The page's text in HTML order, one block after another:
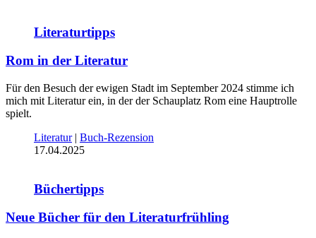
Literaturtipps
Rom in der Literatur
Für den Besuch der ewigen Stadt im September 2024 stimme ich
mich mit Literatur ein, in der der Schauplatz Rom eine Hauptrolle
spielt.
Literatur| Buch-Rezension
17.04.2025
Büchertipps
Neue Bücher für den Literaturfrühling